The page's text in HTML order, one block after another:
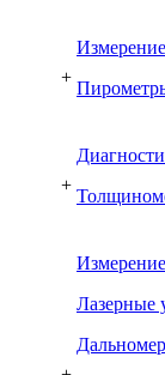
+
+
Лазерные